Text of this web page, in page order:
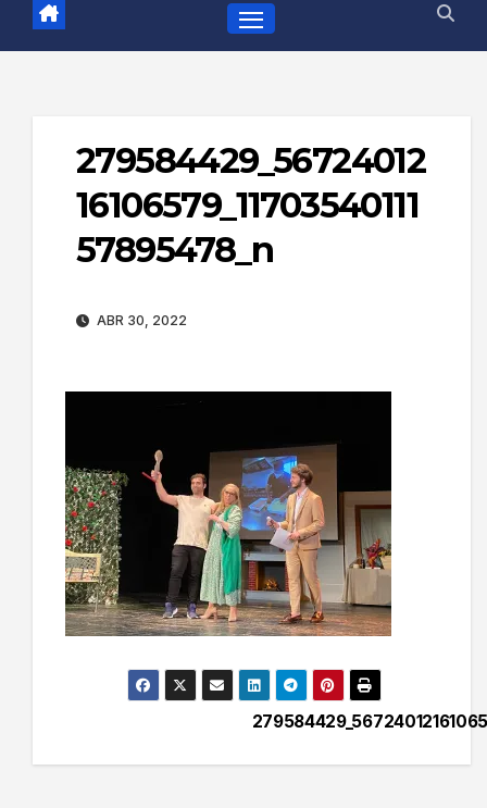
279584429_56724012
16106579_11703540111
57895478_n
ABR 30, 2022
Navegación
de